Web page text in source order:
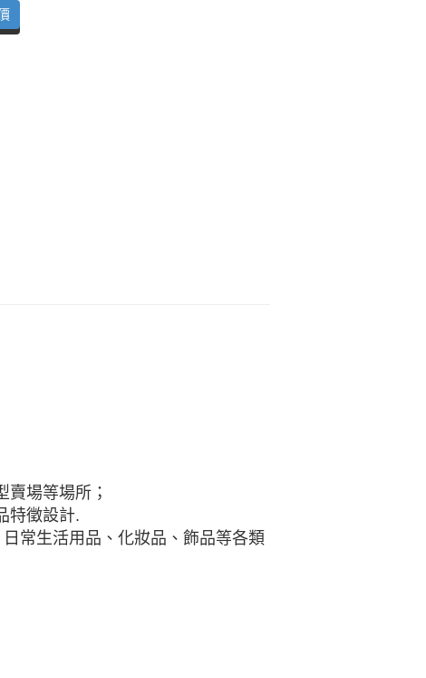
場等場所；
特徵設計.
常生活用品、化妝品、飾品等各類